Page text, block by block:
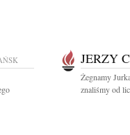
JERZY
Żegnamy
znaliśmy od